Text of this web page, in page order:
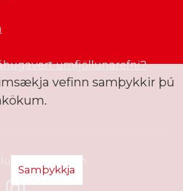
umfjöllunarefni?
réttur áskilinn
vefinn samþykkir þú
Samþykkja